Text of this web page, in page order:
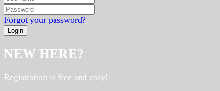
Forgot your password?
NEW HERE?
Registration is free and easy!